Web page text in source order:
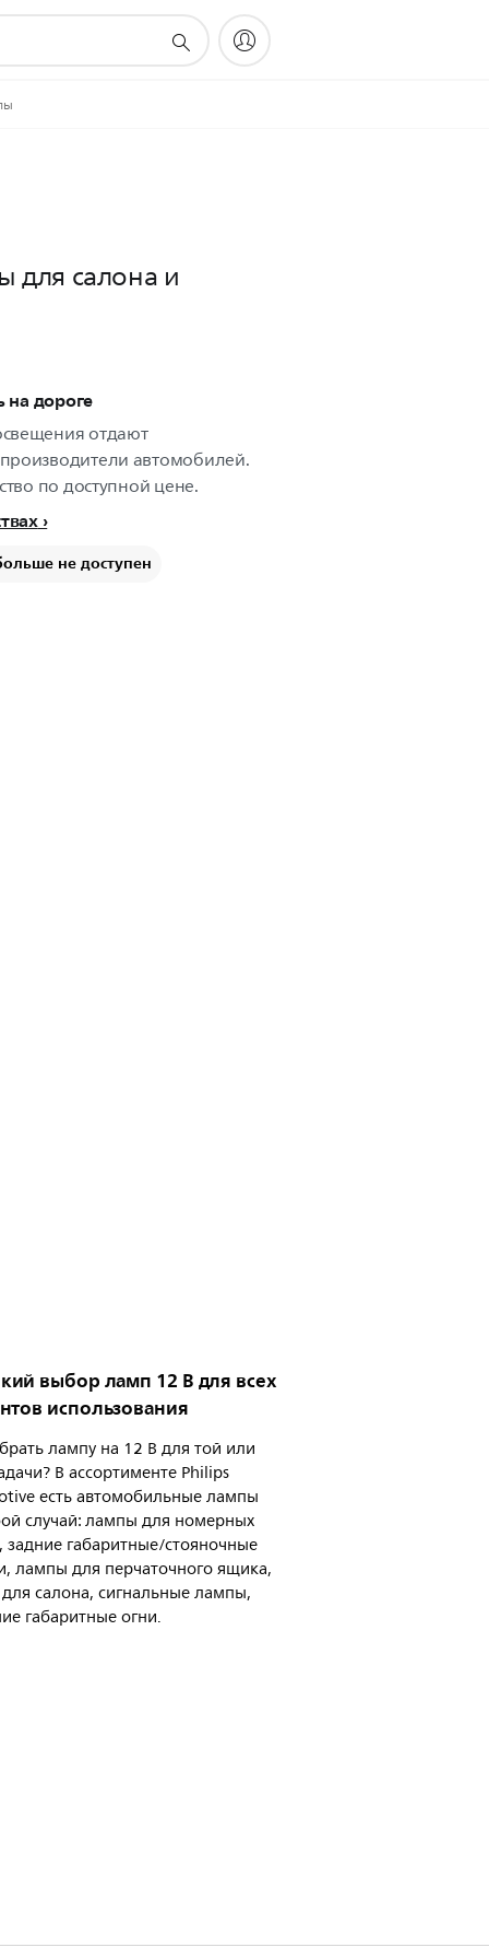
для салона и
на дороге
отдают
автомобилей.
по доступной цене.
не доступен
выбор ламп 12 В для всех
использования
лампу на 12 В для той или
В ассортименте Philips
есть автомобильные лампы
случай: лампы для номерных
задние габаритные/стояночные
лампы для перчаточного ящика,
салона, сигнальные лампы,
габаритные огни.